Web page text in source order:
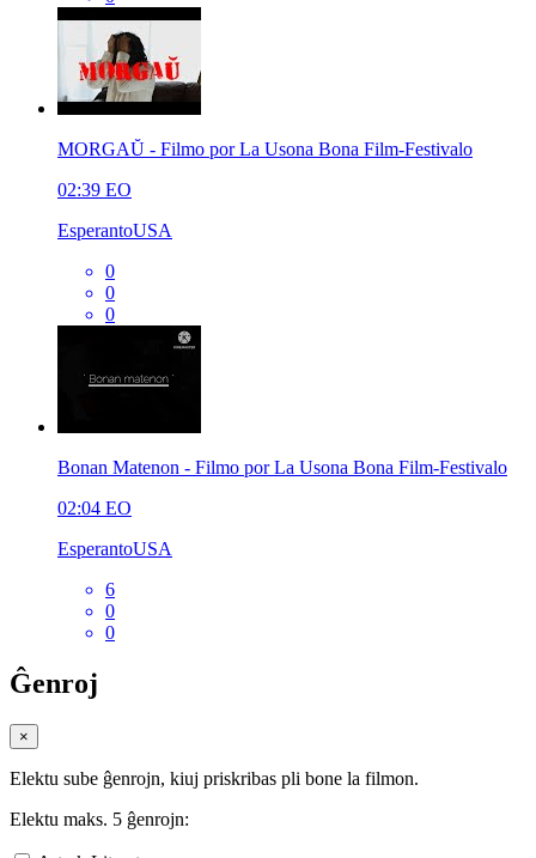
MORGAŬ - Filmo por La Usona Bona Film-Festivalo
02:39 EO
EsperantoUSA
0
0
0
Bonan Matenon - Filmo por La Usona Bona Film-Festivalo
02:04 EO
EsperantoUSA
6
0
0
Ĝenroj
×
Elektu sube ĝenrojn, kiuj priskribas pli bone la filmon.
Elektu maks. 5 ĝenrojn: